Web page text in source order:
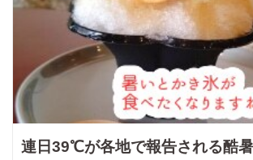
連日39℃が各地で報告される酷